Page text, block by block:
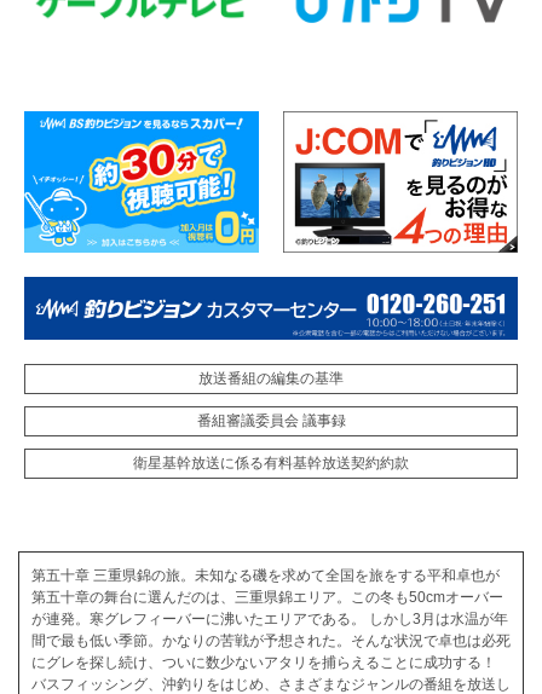
放送番組の編集の基準
番組審議委員会 議事録
衛星基幹放送に係る有料基幹放送契約約款
第五十章 三重県錦の旅。未知なる磯を求めて全国を旅をする平和卓也が
第五十章の舞台に選んだのは、三重県錦エリア。この冬も50cmオーバー
が連発。寒グレフィーバーに沸いたエリアである。 しかし3月は水温が年
間で最も低い季節。かなりの苦戦が予想された。そんな状況で卓也は必死
にグレを探し続け、ついに数少ないアタリを捕らえることに成功する！
バスフィッシング、沖釣りをはじめ、さまざまなジャンルの番組を放送し